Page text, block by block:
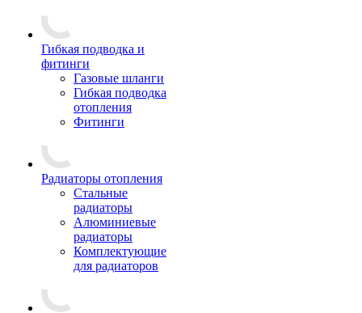
Гибкая подводка и
фитинги
Газовые шланги
Гибкая подводка
отопления
Фитинги
Радиаторы отопления
Стальные
радиаторы
Алюминиевые
радиаторы
Комплектующие
для радиаторов